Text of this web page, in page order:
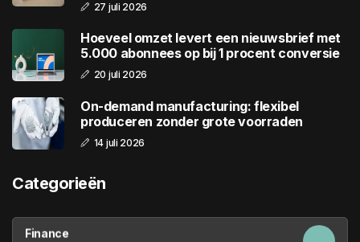
27 juli 2026
Hoeveel omzet levert een nieuwsbrief met
5.000 abonnees op bij 1 procent conversie
20 juli 2026
On-demand manufacturing: flexibel
produceren zonder grote voorraden
14 juli 2026
Categorieën
Finance